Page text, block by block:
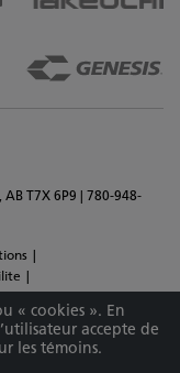
T7X 6P9 | 780-948-
réservés. Matériaux et
« cookies ». En
accepte de
les témoins.